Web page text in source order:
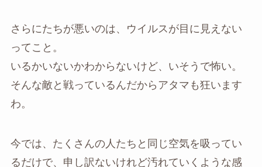
さらにたちが悪いのは、ウイルスが目に見えない
ってこと。
いるかいないかわからないけど、いそうで怖い。
そんな敵と戦っているんだからアタマも狂います
わ。
今では、たくさんの人たちと同じ空気を吸ってい
るだけで、申し訳ないけれど汚れていくような感